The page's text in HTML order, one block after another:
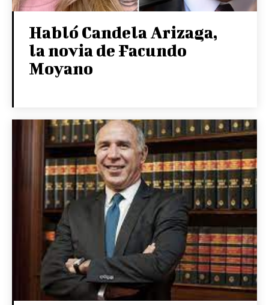
Habló Candela Arizaga,
la novia de Facundo
Moyano